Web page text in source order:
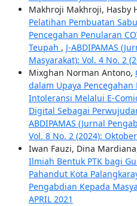
Makhroji Makhroji, Hasby
Pelatihan Pembuatan
Pencegahan Penularan
Teupah , J-ABDIPAMAS
Masyarakat): Vol. 4 No. 2
Mixghan Norman Antono,
dalam Upaya Pencegahan
Intoleransi Melalui E-
Digital Sebagai
ABDIPAMAS (Jurnal
Vol. 8 No. 2 (2024):
Iwan Fauzi, Dina
Ilmiah Bentuk PTK bagi
Pahandut Kota
Pengabdian Kepada
APRIL 2021